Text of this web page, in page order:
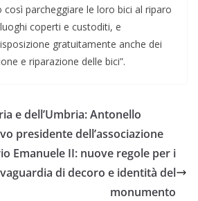
parcheggiare le loro bici al riparo
coperti e custoditi, e
gratuitamente anche dei
e riparazione delle bici”.
e dell’Umbria: Antonello
presidente dell’associazione
Emanuele II: nuove regole per i
di decoro e identità del
monumento